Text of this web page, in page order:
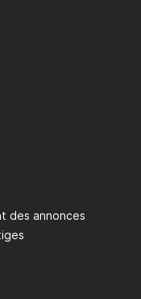
des annonces